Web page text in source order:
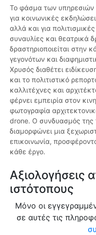
Το φάσμα των υπηρεσιών
για κοινωνικές
αλλά και για
συναυλίες και θεατρικά
δραστηριοποιείται στην
γεγονότων και
Χρυσός διαθέτει
και το πολιτιστικό
καλλιτέχνες και
φέρνει εμπειρία στον
φωτογραφία
drone. Ο συνδυασμός της
διαμορφώνει μια
επικοινωνία,
κάθε έργο.
Αξιολογήσεις
ιστότοπους
Μόνο οι
σε αυτές τις